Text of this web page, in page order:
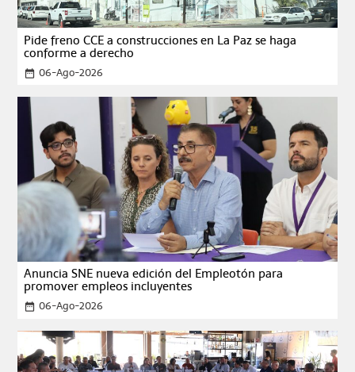
Pide freno CCE a construcciones en La Paz se haga
conforme a derecho
date_range 06-Ago-2026
Anuncia SNE nueva edición del Empleotón para
promover empleos incluyentes
date_range 06-Ago-2026